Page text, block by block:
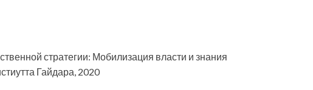
стратегии: Мобилизация власти и знания
Гайдара, 2020